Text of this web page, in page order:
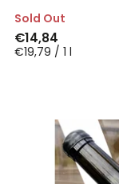
Sold Out
€14,84
€19,79 / 1 l